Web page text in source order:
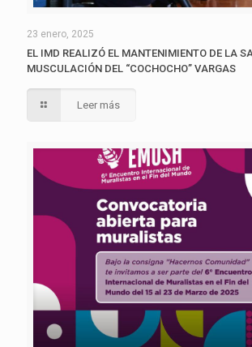
23 enero, 2025
EL IMD REALIZÓ EL MANTENIMIENTO DE LA
MUSCULACIÓN DEL “COCHOCHO” VARGAS
Leer más